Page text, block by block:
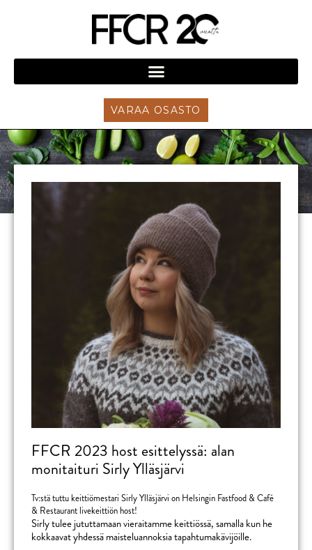
VARAA OSASTO
FFCR 2023 host esittelyssä: alan
monitaituri Sirly Ylläsjärvi
Tv:stä tuttu keittiömestari Sirly Ylläsjärvi on Helsingin Fastfood & Café
& Restaurant livekeittiön host!
Sirly tulee jututtamaan vieraitamme keittiössä, samalla kun he
kokkaavat yhdessämaisteluannoksia tapahtumakävijöille.